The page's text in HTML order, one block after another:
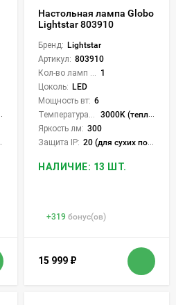
Настольная лампа Globo
Lightstar 803910
Бренд: Lightstar
Артикул: 803910
1
Цоколь: LED
Мощность вт: 6
3000K (теплый)
Яркость лм: 300
Защита IP: 20 (для сухих пом.)
НАЛИЧИЕ: 13 ШТ.
+319 бонус(ов)
15 999 ₽